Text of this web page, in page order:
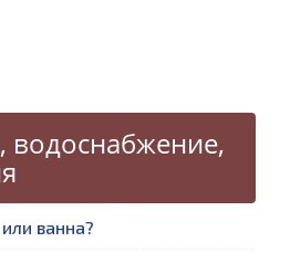
водоснабжение,
ванна?